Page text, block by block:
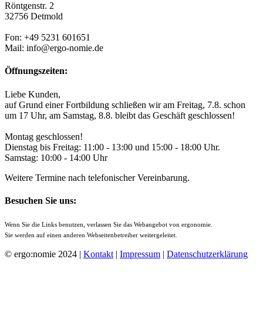
Röntgenstr. 2
32756 Detmold
Fon: +49 5231 601651
Mail: info@ergo-nomie.de
Öffnungszeiten:
Liebe Kunden,
auf Grund einer Fortbildung schließen wir am Freitag, 7.8. schon
um 17 Uhr, am Samstag, 8.8. bleibt das Geschäft geschlossen!
Montag geschlossen!
Dienstag bis Freitag: 11:00 - 13:00 und 15:00 - 18:00 Uhr.
Samstag: 10:00 - 14:00 Uhr
Weitere Termine nach telefonischer Vereinbarung.
Besuchen Sie uns:
Wenn Sie die Links benutzen, verlassen Sie das Webangebot von ergonomie.
Sie werden auf einen anderen Webseitenbetreiber weitergeleitet.
© ergo:nomie 2024 | Kontakt | Impressum | Datenschutzerklärung